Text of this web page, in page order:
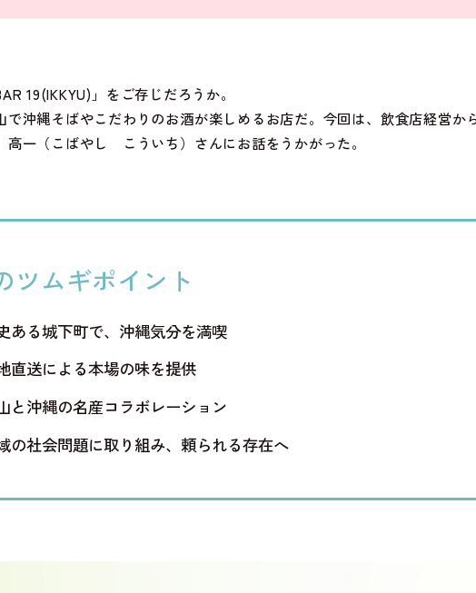
19(IKKYU)」をご存じだろうか。
で沖縄そばやこだわりのお酒が楽しめるお店だ。今回は、飲食店経営か
一（こばやし こういち）さんにお話をうかがった。
ツムギポイント
ある城下町で、沖縄気分を満喫
直送による本場の味を提供
と沖縄の名産コラボレーション
の社会問題に取り組み、頼られる存在へ